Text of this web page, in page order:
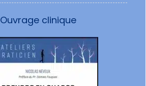
Ouvrage clinique